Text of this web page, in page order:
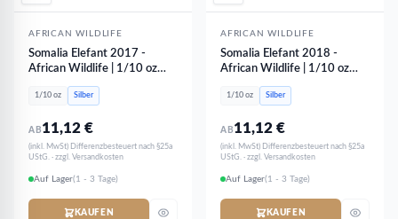
AFRICAN WILDLIFE
Somalia Elefant 2017 -
African Wildlife | 1/10 oz
1/10 oz Silber
AB 11,12€
(inkl. MwSt) Differenzbesteuert nach §25a
UStG. · zzgl. Versandkosten
Auf Lager(1 - 3 Tage)
KAUFEN
AFRICAN WILDLIFE
Somalia Elefant 2018 -
African Wildlife | 1/10 oz
1/10 oz Silber
AB 11,12€
(inkl. MwSt) Differenzbesteuert nach §25a
UStG. · zzgl. Versandkosten
Auf Lager(1 - 3 Tage)
KAUFEN